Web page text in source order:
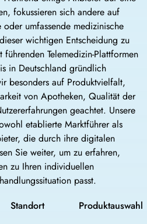
fokussieren sich andere auf
oder umfassende medizinische
wichtigen Entscheidung zu
Telemedizin-Plattformen
in Deutschland gründlich
besonders auf Produktvielfalt,
von Apotheken, Qualität der
geachtet. Unsere
etablierte Marktführer als
die durch ihre digitalen
Sie weiter, um zu erfahren,
zu Ihren individuellen
passt.
Standort
Produktauswahl